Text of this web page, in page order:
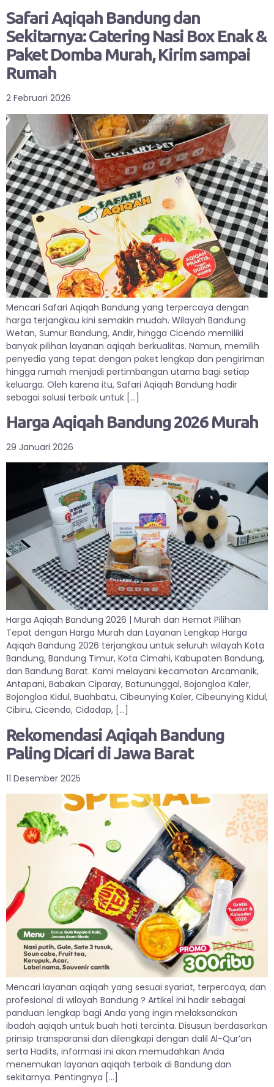
Safari Aqiqah Bandung dan
Sekitarnya: Catering Nasi Box Enak &
Paket Domba Murah, Kirim sampai
Rumah
2 Februari 2026
Mencari Safari Aqiqah Bandung yang terpercaya dengan
harga terjangkau kini semakin mudah. Wilayah Bandung
Wetan, Sumur Bandung, Andir, hingga Cicendo memiliki
banyak pilihan layanan aqiqah berkualitas. Namun, memilih
penyedia yang tepat dengan paket lengkap dan pengiriman
hingga rumah menjadi pertimbangan utama bagi setiap
keluarga. Oleh karena itu, Safari Aqiqah Bandung hadir
sebagai solusi terbaik untuk […]
Harga Aqiqah Bandung 2026 Murah
29 Januari 2026
Harga Aqiqah Bandung 2026 | Murah dan Hemat Pilihan
Tepat dengan Harga Murah dan Layanan Lengkap Harga
Aqiqah Bandung 2026 terjangkau untuk seluruh wilayah Kota
Bandung, Bandung Timur, Kota Cimahi, Kabupaten Bandung,
dan Bandung Barat. Kami melayani kecamatan Arcamanik,
Antapani, Babakan Ciparay, Batununggal, Bojongloa Kaler,
Bojongloa Kidul, Buahbatu, Cibeunying Kaler, Cibeunying Kidul,
Cibiru, Cicendo, Cidadap, […]
Rekomendasi Aqiqah Bandung
Paling Dicari di Jawa Barat
11 Desember 2025
Mencari layanan aqiqah yang sesuai syariat, terpercaya, dan
profesional di wilayah Bandung ? Artikel ini hadir sebagai
panduan lengkap bagi Anda yang ingin melaksanakan
ibadah aqiqah untuk buah hati tercinta. Disusun berdasarkan
prinsip transparansi dan dilengkapi dengan dalil Al-Qur’an
serta Hadits, informasi ini akan memudahkan Anda
menemukan layanan aqiqah terbaik di Bandung dan
sekitarnya. Pentingnya […]